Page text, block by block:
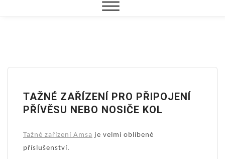
TAŽNÉ ZAŘÍZENÍ PRO PŘIPOJENÍ
PŘÍVĚSU NEBO NOSIČE KOL
Tažné zařízení Amsa je velmi oblíbené
příslušenství.